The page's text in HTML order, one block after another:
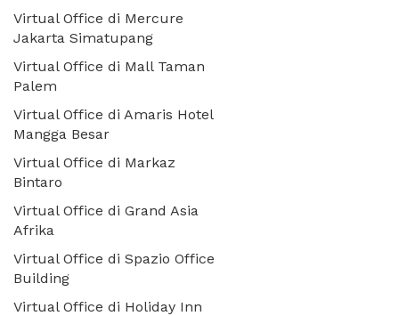
Virtual Office di Mercure
Jakarta Simatupang
Virtual Office di Mall Taman
Palem
Virtual Office di Amaris Hotel
Mangga Besar
Virtual Office di Markaz
Bintaro
Virtual Office di Grand Asia
Afrika
Virtual Office di Spazio Office
Building
Virtual Office di Holiday Inn